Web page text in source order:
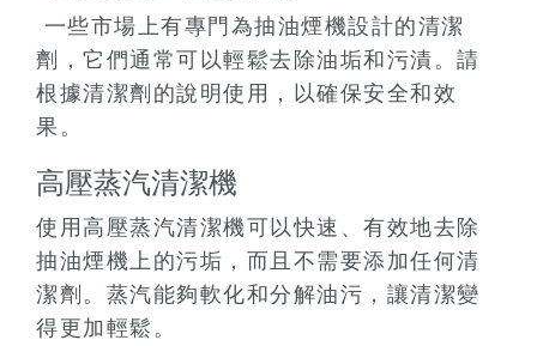
一些市場上有專門為抽油煙機設計的清潔
劑，它們通常可以輕鬆去除油垢和污漬。請
根據清潔劑的說明使用，以確保安全和效
果。
高壓蒸汽清潔機
使用高壓蒸汽清潔機可以快速、有效地去除
抽油煙機上的污垢，而且不需要添加任何清
潔劑。蒸汽能夠軟化和分解油污，讓清潔變
得更加輕鬆。